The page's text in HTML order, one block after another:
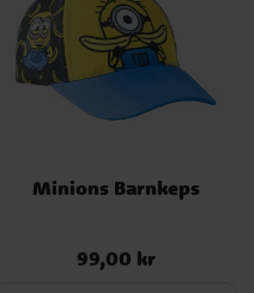
Minions Barnkeps
Pris:99,00 kr
99,00 kr